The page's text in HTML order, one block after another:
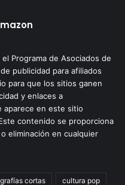
Programa de Asociados de
publicidad para afiliados
para que los sitios ganen
y enlaces a
aparece en este sitio
contenido se proporciona
eliminación en cualquier
cortas cultura pop